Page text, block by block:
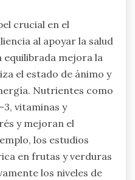
crucial en el
al apoyar la salud
equilibrada mejora la
el estado de ánimo y
Nutrientes como
vitaminas y
y mejoran el
los estudios
en frutas y verduras
los niveles de